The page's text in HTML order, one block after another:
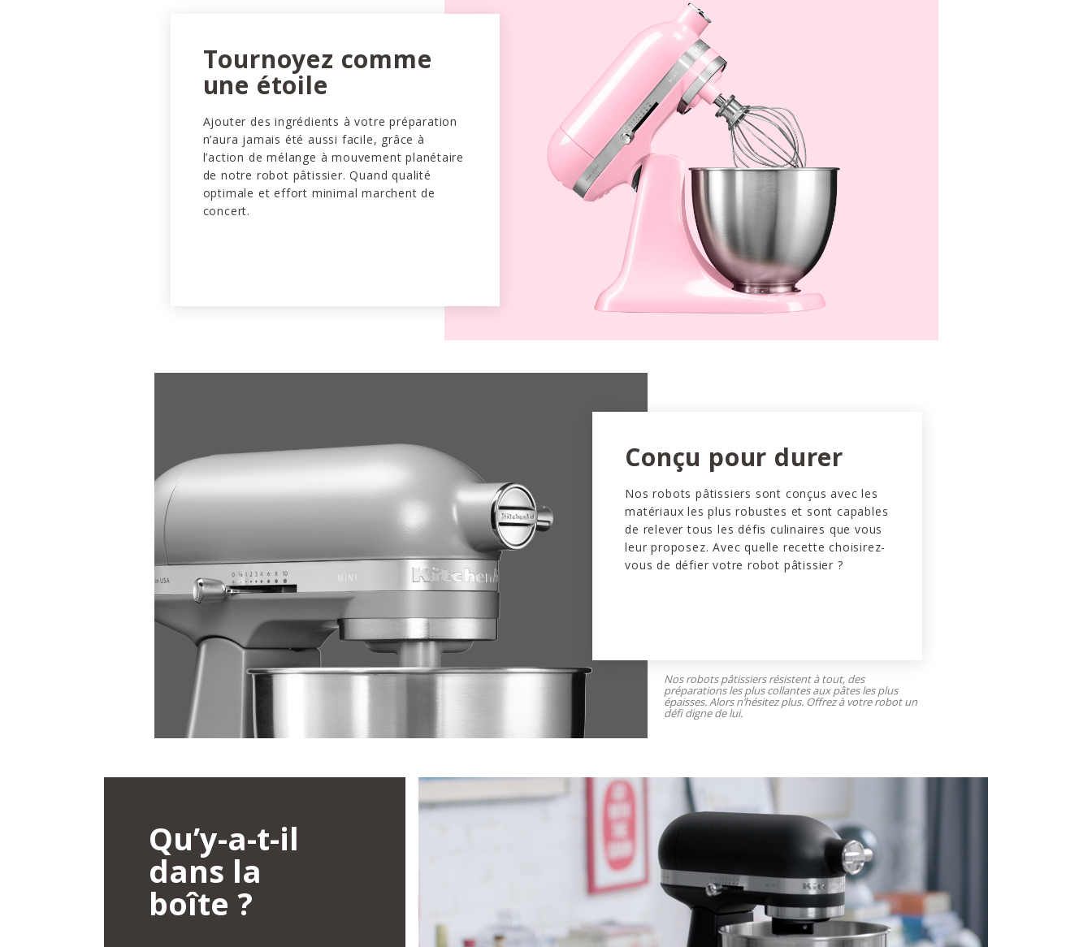
Tournoyez comme
une étoile
Ajouter des ingrédients à votre préparation
n’aura jamais été aussi facile, grâce à
l’action de mélange à mouvement planétaire
de notre robot pâtissier. Quand qualité
optimale et effort minimal marchent de
concert.
Conçu pour durer
Nos robots pâtissiers sont conçus avec les
matériaux les plus robustes et sont capables
de relever tous les défis culinaires que vous
leur proposez. Avec quelle recette choisirez-
vous de défier votre robot pâtissier ?
Nos robots pâtissiers résistent à tout, des
préparations les plus collantes aux pâtes les plus
épaisses. Alors n’hésitez plus. Offrez à votre robot un
défi digne de lui.
Qu’y-a-t-il
dans la
boîte ?